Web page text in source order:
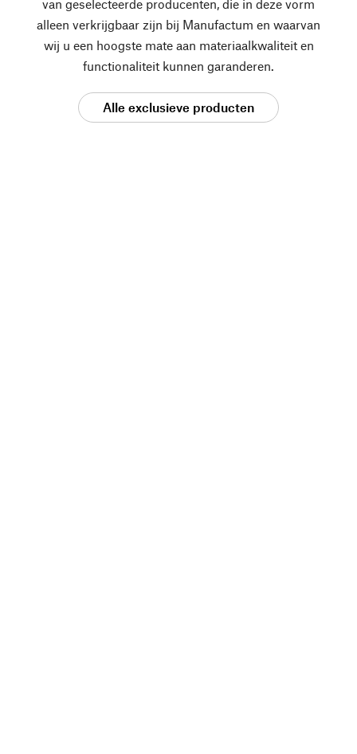
van geselecteerde producenten, die in deze vorm
alleen verkrijgbaar zijn bij Manufactum en waarvan
wij u een hoogste mate aan materiaalkwaliteit en
functionaliteit kunnen garanderen.
Alle exclusieve producten